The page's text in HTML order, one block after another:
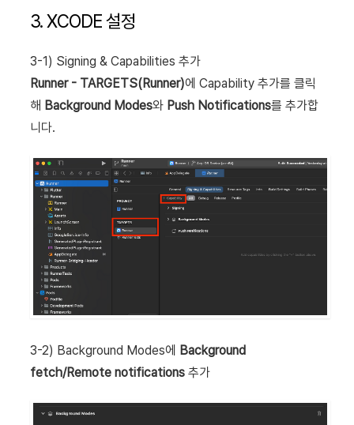
3. XCODE 설정
3-1) Signing & Capabilities 추가
Runner - TARGETS(Runner)에 Capability 추가를 클릭
해 Background Modes와 Push Notifications를 추가합
니다.
3-2) Background Modes에
Background
fetch/Remote notifications 추가